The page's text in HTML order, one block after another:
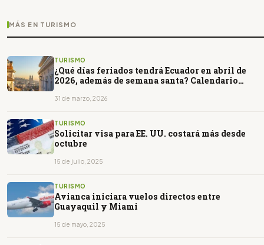
MÁS EN TURISMO
TURISMO
¿Qué días feriados tendrá Ecuador en abril de
2026, además de semana santa? Calendario
31 de marzo, 2026
TURISMO
Solicitar visa para EE. UU. costará más desde
octubre
15 de julio, 2025
TURISMO
Avianca iniciara vuelos directos entre
Guayaquil y Miami
15 de mayo, 2025